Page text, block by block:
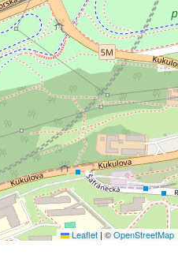
Leaflet | ©OpenStreetMap